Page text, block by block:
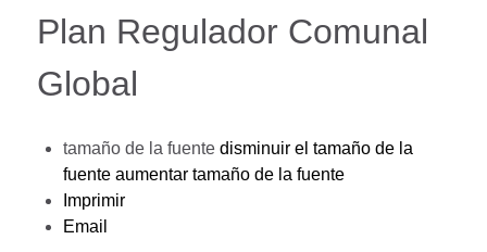
Plan Regulador Comunal
Global
tamaño de la fuente disminuir el tamaño de la
fuente aumentar tamaño de la fuente
Imprimir
Email